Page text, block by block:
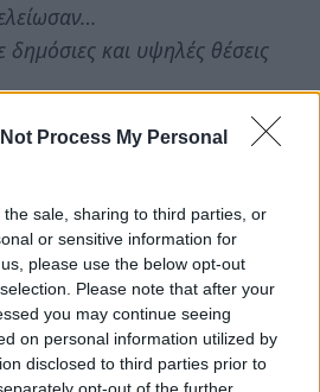
Process My Personal
sale, sharing to third parties, or
or sensitive information for
please use the below opt-out
Please note that after your
you may continue seeing
on personal information utilized by
disclosed to third parties prior to
opt-out of the further
και υψηλές θέσεις
Σκιαδάς, Μηλιάκος Δ.,
Δημητρόπουλος,
Κανακάκος, Σουμάκης,
λόγο να πουν τα προβλήματα
τίποτα;
δήμαρχο Σπάρτης να μας